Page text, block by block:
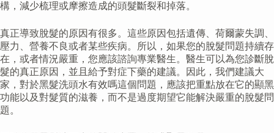
構，減少梳理或摩擦造成的頭髮斷裂和掉落。
真正導致脫髮的原因有很多。這些原因包括遺傳、荷爾蒙失調、
壓力、營養不良或者某些疾病。所以，如果您的脫髮問題持續存
在，或者情況嚴重，您應該諮詢專業醫生。醫生可以為您診斷脫
髮的真正原因，並且給予對症下藥的建議。因此，我們建議大
家，對於黑髮洗頭水有效嗎這個問題，應該把重點放在它的顯黑
功能以及對髮質的滋養，而不是過度期望它能解決嚴重的脫髮問
題。